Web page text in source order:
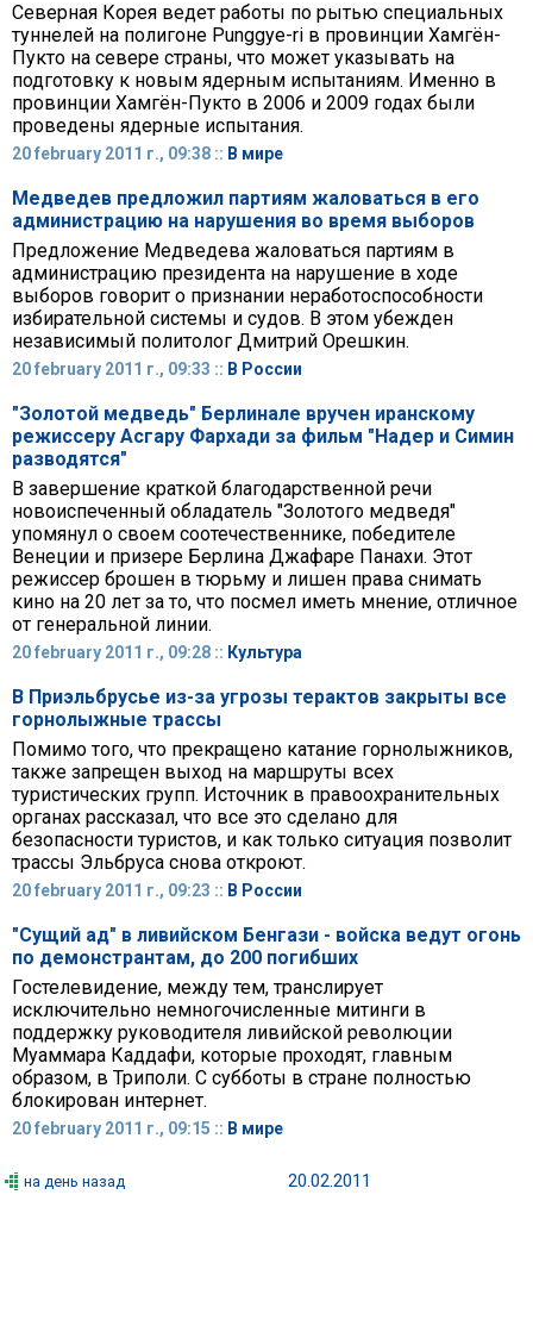
Северная Корея ведет работы по рытью специальных
туннелей на полигоне Punggye-ri в провинции Хамгён-
Пукто на севере страны, что может указывать на
подготовку к новым ядерным испытаниям. Именно в
провинции Хамгён-Пукто в 2006 и 2009 годах были
проведены ядерные испытания.
20 february 2011 г., 09:38 :: В мире
Медведев предложил партиям жаловаться в его
администрацию на нарушения во время выборов
Предложение Медведева жаловаться партиям в
администрацию президента на нарушение в ходе
выборов говорит о признании неработоспособности
избирательной системы и судов. В этом убежден
независимый политолог Дмитрий Орешкин.
20 february 2011 г., 09:33 :: В России
"Золотой медведь" Берлинале вручен иранскому
режиссеру Асгару Фархади за фильм "Надер и Симин
разводятся"
В завершение краткой благодарственной речи
новоиспеченный обладатель "Золотого медведя"
упомянул о своем соотечественнике, победителе
Венеции и призере Берлина Джафаре Панахи. Этот
режиссер брошен в тюрьму и лишен права снимать
кино на 20 лет за то, что посмел иметь мнение, отличное
от генеральной линии.
20 february 2011 г., 09:28 :: Культура
В Приэльбрусье из-за угрозы терактов закрыты все
горнолыжные трассы
Помимо того, что прекращено катание горнолыжников,
также запрещен выход на маршруты всех
туристических групп. Источник в правоохранительных
органах рассказал, что все это сделано для
безопасности туристов, и как только ситуация позволит
трассы Эльбруса снова откроют.
20 february 2011 г., 09:23 :: В России
"Сущий ад" в ливийском Бенгази - войска ведут огонь
по демонстрантам, до 200 погибших
Гостелевидение, между тем, транслирует
исключительно немногочисленные митинги в
поддержку руководителя ливийской революции
Муаммара Каддафи, которые проходят, главным
образом, в Триполи. С субботы в стране полностью
блокирован интернет.
20 february 2011 г., 09:15 :: В мире
на день назад 20.02.2011